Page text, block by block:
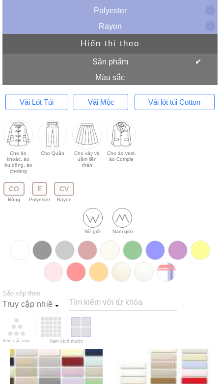
Polyester
Rayon
Hiển thị theo
Sản phẩm
Màu sắc
Vải Lót Túi Vải Mộc Vải lót túi Cotton
Cho áo
khoác, áo
bu dông, áo
choàng
Cho Quần
Cho váy và
đầm liền
thân
Cho áo vest,
áo Comple
CO
Bông
E
Polyester
CV
Rayon
Nữ giới Nam giới
Sắp xếp theo
Tìm kiếm với từ khóa
Xem các mục Xem kích thước